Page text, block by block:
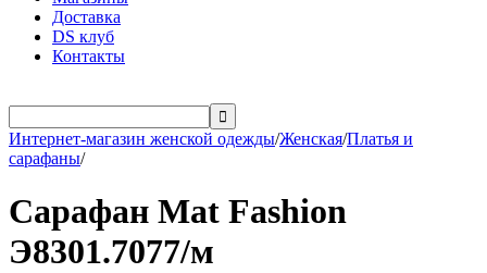
Доставка
DS клуб
Контакты

Интернет-магазин женской одежды/Женская/Платья и
сарафаны/
Сарафан Mat Fashion
Э8301.7077/м